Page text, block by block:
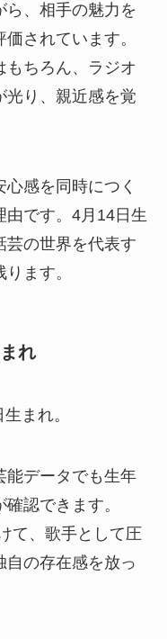
ら、相手の魅力を
されています。
もちろん、ラジオ
光り、親近感を覚
感を同時につく
です。4月14日生
芸の世界を代表す
ます。
れ
まれ。
能データでも生年
認できます。
て、歌手として圧
自の存在感を放っ